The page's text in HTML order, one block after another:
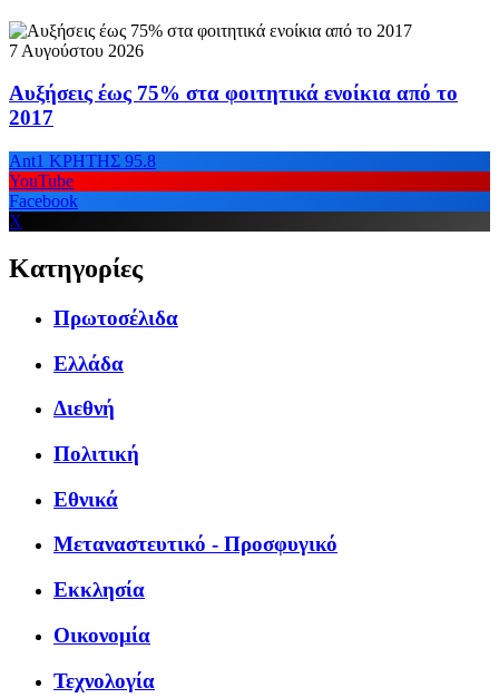
7 Αυγούστου 2026
Αυξήσεις έως 75% στα φοιτητικά ενοίκια από το
2017
Ant1 ΚΡΗΤΗΣ 95.8
YouTube
Facebook
X
Κατηγορίες
Πρωτοσέλιδα
Ελλάδα
Διεθνή
Πολιτική
Εθνικά
Μεταναστευτικό - Προσφυγικό
Εκκλησία
Οικονομία
Τεχνολογία